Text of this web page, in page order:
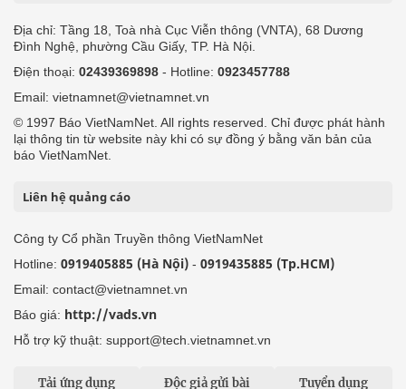
Địa chỉ: Tầng 18, Toà nhà Cục Viễn thông (VNTA), 68 Dương
Đình Nghệ, phường Cầu Giấy, TP. Hà Nội.
Điện thoại: 02439369898 - Hotline: 0923457788
Email: vietnamnet@vietnamnet.vn
© 1997 Báo VietNamNet. All rights reserved. Chỉ được phát hành
lại thông tin từ website này khi có sự đồng ý bằng văn bản của
báo VietNamNet.
Liên hệ quảng cáo
Công ty Cổ phần Truyền thông VietNamNet
Hotline: 0919405885 (Hà Nội) - 0919435885 (Tp.HCM)
Email: contact@vietnamnet.vn
Báo giá: http://vads.vn
Hỗ trợ kỹ thuật: support@tech.vietnamnet.vn
Tải ứng dụng Độc giả gửi bài Tuyển dụng